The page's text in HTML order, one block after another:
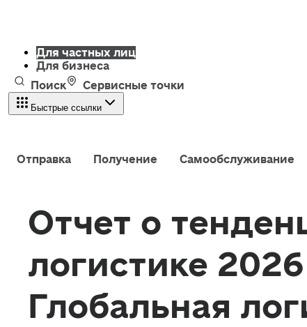
Для частных лиц
Для бизнеса
Поиск
Сервисные точки
Быстрые ссылки
Отправка Получение Самообслуживание
Отчет о
логистике
Глобальная